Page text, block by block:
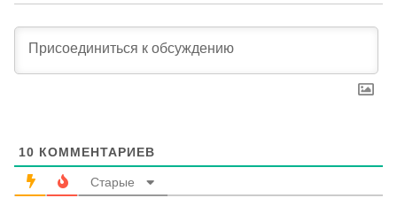
10 КОММЕНТАРИЕВ
Старые